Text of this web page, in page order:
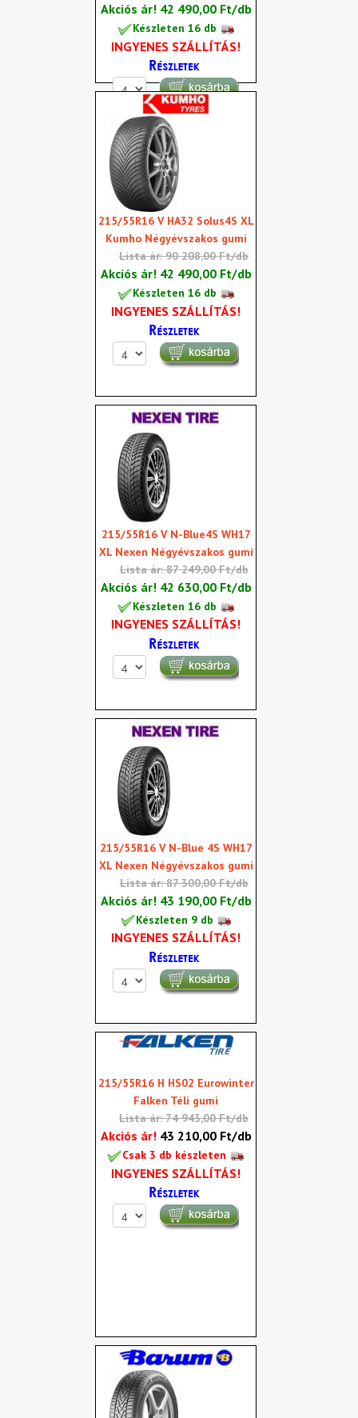
Akciós ár! 42 490,00 Ft/db
Készleten 16 db
INGYENES SZÁLLÍTÁS!
215/55R16 V HA32 Solus4S XL
Kumho Négyévszakos gumi
Lista ár: 90 208,00 Ft/db
Akciós ár! 42 490,00 Ft/db
Készleten 16 db
INGYENES SZÁLLÍTÁS!
215/55R16 V N-Blue4S WH17
XL Nexen Négyévszakos gumi
Lista ár: 87 249,00 Ft/db
Akciós ár! 42 630,00 Ft/db
Készleten 16 db
INGYENES SZÁLLÍTÁS!
215/55R16 V N-Blue 4S WH17
XL Nexen Négyévszakos gumi
Lista ár: 87 300,00 Ft/db
Akciós ár! 43 190,00 Ft/db
Készleten 9 db
INGYENES SZÁLLÍTÁS!
215/55R16 H HS02 Eurowinter
Falken Téli gumi
Lista ár: 74 943,00 Ft/db
Akciós ár! 43 210,00 Ft/db
Csak 3 db készleten
INGYENES SZÁLLÍTÁS!